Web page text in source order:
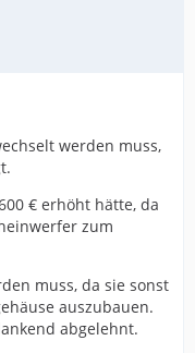
werden muss,
€ erhöht hätte, da
zum
muss, da sie sonst
auszubauen.
abgelehnt.